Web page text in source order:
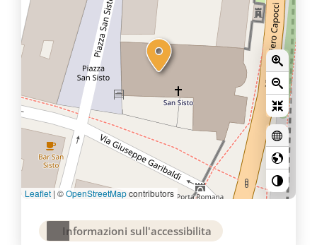
Leaflet | ©OpenStreetMapcontributors
Informazioni sull'accessibilita